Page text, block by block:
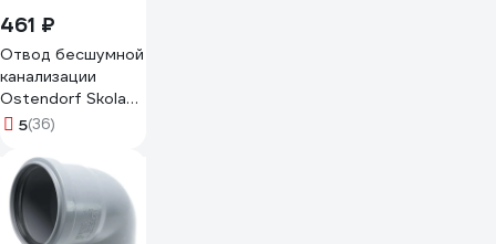
461 ₽
Отвод бесшумной
канализации
Ostendorf Skolan
Safe 58 мм. 67
332130
5(36)